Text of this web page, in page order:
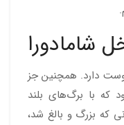
شامادورا
دارد. همچنین جز
که با برگ‌های بلند
که بزرگ و بالغ شد،